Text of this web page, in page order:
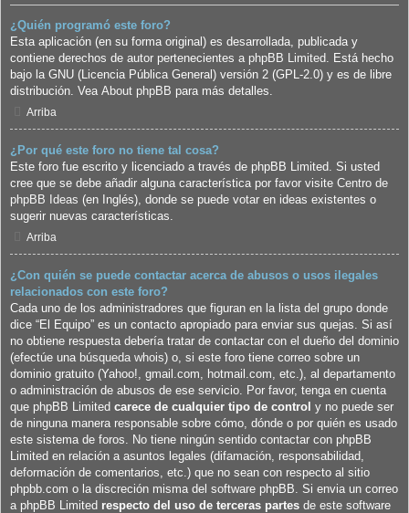
¿Quién programó este foro?
Esta aplicación (en su forma original) es desarrollada, publicada y
contiene derechos de autor pertenecientes a phpBB Limited. Está hecho
bajo la GNU (Licencia Pública General) versión 2 (GPL-2.0) y es de libre
distribución. Vea About phpBB para más detalles.
Arriba
¿Por qué este foro no tiene tal cosa?
Este foro fue escrito y licenciado a través de phpBB Limited. Si usted
cree que se debe añadir alguna característica por favor visite Centro de
phpBB Ideas (en Inglés), donde se puede votar en ideas existentes o
sugerir nuevas características.
Arriba
¿Con quién se puede contactar acerca de abusos o usos ilegales
relacionados con este foro?
Cada uno de los administradores que figuran en la lista del grupo donde
dice “El Equipo” es un contacto apropiado para enviar sus quejas. Si así
no obtiene respuesta debería tratar de contactar con el dueño del dominio
(efectúe una búsqueda whois) o, si este foro tiene correo sobre un
dominio gratuito (Yahoo!, gmail.com, hotmail.com, etc.), al departamento
o administración de abusos de ese servicio. Por favor, tenga en cuenta
que phpBB Limited carece de cualquier tipo de control y no puede ser
de ninguna manera responsable sobre cómo, dónde o por quién es usado
este sistema de foros. No tiene ningún sentido contactar con phpBB
Limited en relación a asuntos legales (difamación, responsabilidad,
deformación de comentarios, etc.) que no sean con respecto al sitio
phpbb.com o la discreción misma del software phpBB. Si envia un correo
a phpBB Limited respecto del uso de terceras partes de este software